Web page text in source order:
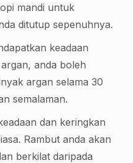
mandi untuk
ditutup sepenuhnya.
keadaan
anda boleh
argan selama 30
semalaman.
dan keringkan
Rambut anda akan
berkilat daripada